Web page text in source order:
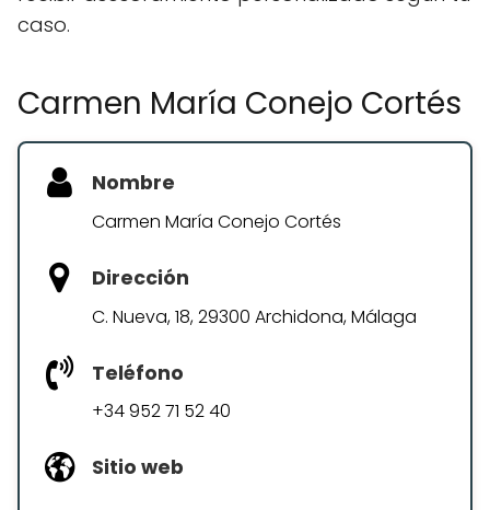
caso.
Carmen María Conejo Cortés
Nombre
Carmen María Conejo Cortés
Dirección
C. Nueva, 18, 29300 Archidona, Málaga
Teléfono
+34 952 71 52 40
Sitio web